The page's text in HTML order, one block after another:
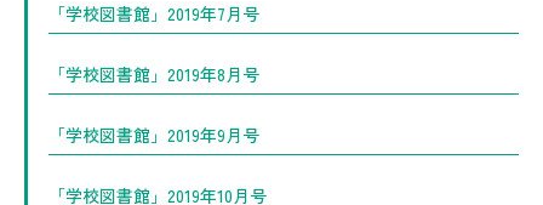
「学校図書館」2019年7月号
「学校図書館」2019年8月号
「学校図書館」2019年9月号
「学校図書館」2019年10月号